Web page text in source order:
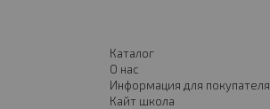
Каталог
О нас
Информация для покупателя
Кайт школа